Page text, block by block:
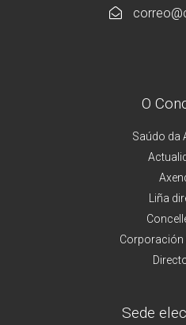
O
Saúdo da
Liña
Corporación
Sede